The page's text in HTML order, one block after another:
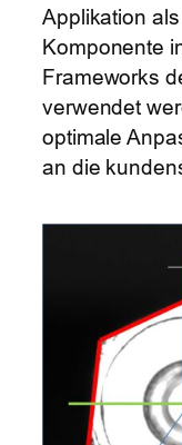
Applikation
Komponente
Frameworks
verwendet
optimale
an die